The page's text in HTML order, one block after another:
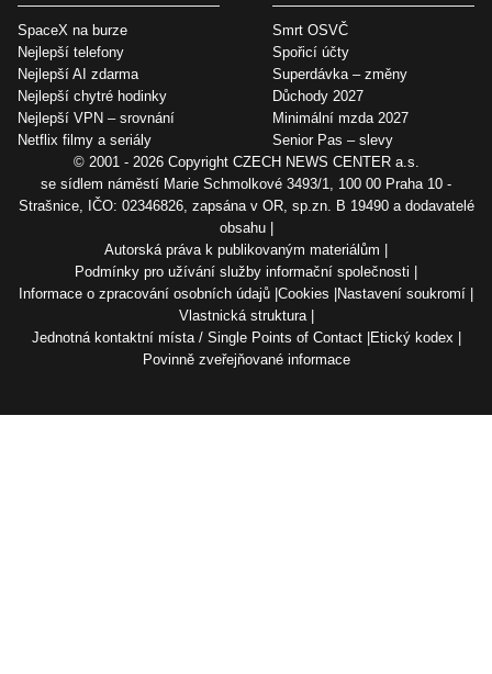
SpaceX na burze
Nejlepší telefony
Nejlepší AI zdarma
Nejlepší chytré hodinky
Nejlepší VPN – srovnání
Netflix filmy a seriály
Smrt OSVČ
Spořicí účty
Superdávka – změny
Důchody 2027
Minimální mzda 2027
Senior Pas – slevy
© 2001 - 2026 Copyright CZECH NEWS CENTER a.s.
se sídlem náměstí Marie Schmolkové 3493/1, 100 00 Praha 10 -
Strašnice, IČO: 02346826, zapsána v OR, sp.zn. B 19490 a dodavatelé
obsahu
Autorská práva k publikovaným materiálům
Podmínky pro užívání služby informační společnosti
Informace o zpracování osobních údajů Cookies Nastavení soukromí
Vlastnická struktura
Jednotná kontaktní místa / Single Points of Contact Etický kodex
Povinně zveřejňované informace